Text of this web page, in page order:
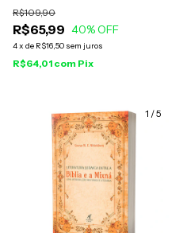
R$65,99
R$109,90
40% OFF
4x de R$16,50 sem juros
R$64,01 com Pix
1 /5